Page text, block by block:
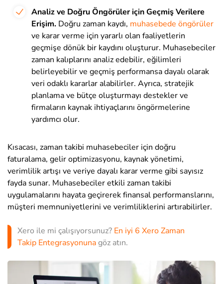
Analiz ve Doğru Öngörüler için Geçmiş Verilere
Erişim. Doğru zaman kaydı, muhasebede öngörüler
ve karar verme için yararlı olan faaliyetlerin
geçmişe dönük bir kaydını oluşturur. Muhasebeciler
zaman kalıplarını analiz edebilir, eğilimleri
belirleyebilir ve geçmiş performansa dayalı olarak
veri odaklı kararlar alabilirler. Ayrıca, stratejik
planlama ve bütçe oluşturmayı destekler ve
firmaların kaynak ihtiyaçlarını öngörmelerine
yardımcı olur.
Kısacası, zaman takibi muhasebeciler için doğru
faturalama, gelir optimizasyonu, kaynak yönetimi,
verimlilik artışı ve veriye dayalı karar verme gibi sayısız
fayda sunar. Muhasebeciler etkili zaman takibi
uygulamalarını hayata geçirerek finansal performanslarını,
müşteri memnuniyetlerini ve verimliliklerini artırabilirler.
Xero ile mi çalışıyorsunuz? En iyi 6 Xero Zaman
Takip Entegrasyonunagöz atın.